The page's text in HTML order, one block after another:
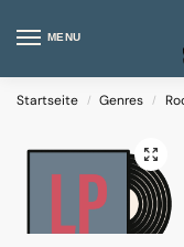
MENU
Startseite / Genres /